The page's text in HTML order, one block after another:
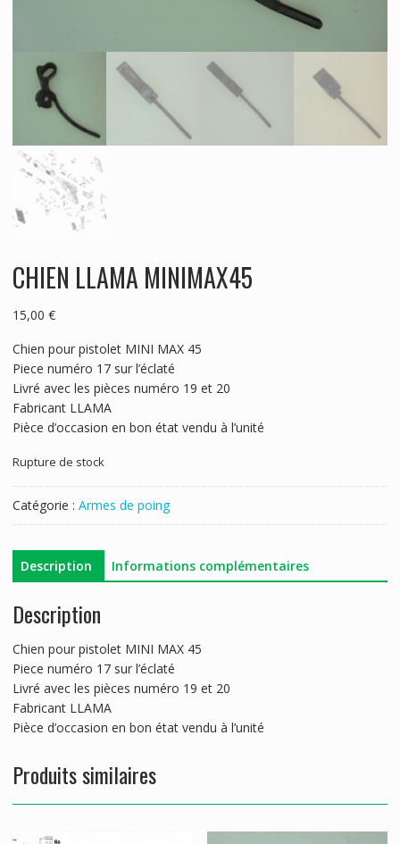
CHIEN LLAMA MINIMAX45
15,00 €
Chien pour pistolet MINI MAX 45
Piece numéro 17 sur l’éclaté
Livré avec les pièces numéro 19 et 20
Fabricant LLAMA
Pièce d’occasion en bon état vendu à l’unité
Rupture de stock
Catégorie : Armes de poing
Description Informations complémentaires
Description
Chien pour pistolet MINI MAX 45
Piece numéro 17 sur l’éclaté
Livré avec les pièces numéro 19 et 20
Fabricant LLAMA
Pièce d’occasion en bon état vendu à l’unité
Produits similaires